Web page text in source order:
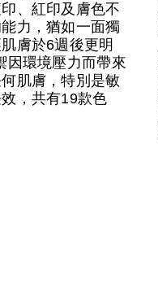
、紅印及膚色不
力，猶如一面獨
膚於6週後更明
因環境壓力而帶來
肌膚，特別是敏
，共有19款色